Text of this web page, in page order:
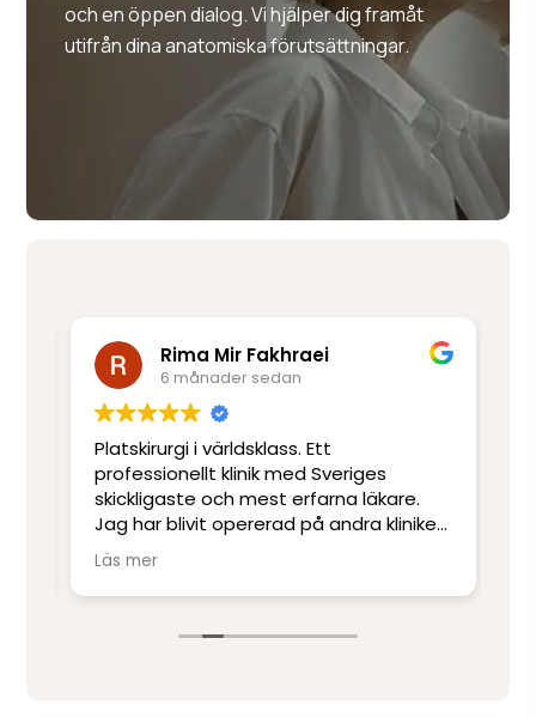
och en öppen dialog. Vi hjälper dig framåt
utifrån dina anatomiska förutsättningar.
Rima Mir Fakhraei
6 månader sedan
Platskirurgi i världsklass. Ett
professionellt klinik med Sveriges
skickligaste och mest erfarna läkare.
Jag har blivit opererad på andra kliniker
men har inte upplevt skicklighet och
service på denna nivå.
Läs mer